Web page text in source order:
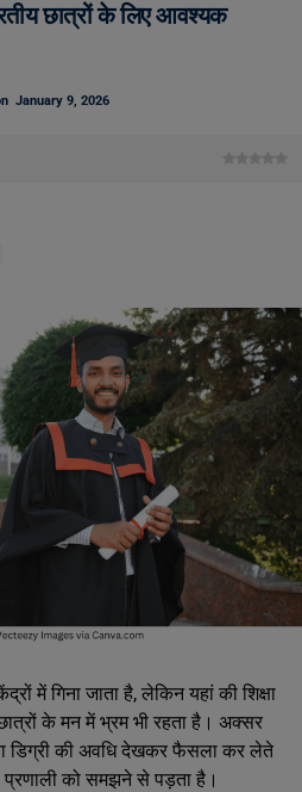
छात्रों के लिए आवश्यक
January 9, 2026
में गिना जाता है, लेकिन यहां की शिक्षा
के मन में भ्रम भी रहता है। अक्सर
डिग्री की अवधि देखकर फैसला कर लेते
प्रणाली को समझने से पड़ता है।